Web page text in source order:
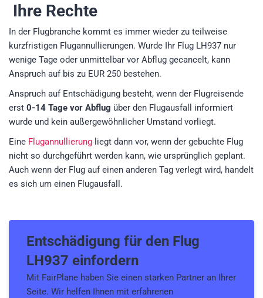
Ihre Rechte
In der Flugbranche kommt es immer wieder zu teilweise
kurzfristigen Flugannullierungen. Wurde Ihr Flug LH937 nur
wenige Tage oder unmittelbar vor Abflug gecancelt, kann
Anspruch auf bis zu EUR 250 bestehen.
Anspruch auf Entschädigung besteht, wenn der Flugreisende
erst 0-14 Tage vor Abflug über den Flugausfall informiert
wurde und kein außergewöhnlicher Umstand vorliegt.
Eine Flugannullierung liegt dann vor, wenn der gebuchte Flug
nicht so durchgeführt werden kann, wie ursprünglich geplant.
Auch wenn der Flug auf einen anderen Tag verlegt wird, handelt
es sich um einen Flugausfall.
Entschädigung für den Flug
LH937 einfordern
Mit FairPlane haben Sie einen starken Partner an Ihrer
Seite. Wir helfen Ihnen mit erfahrenen